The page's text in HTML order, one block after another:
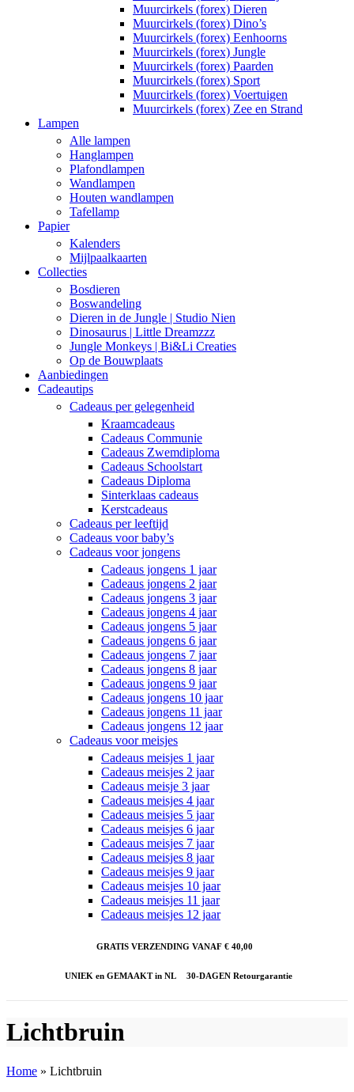
Muurcirkels (forex) Dieren
Muurcirkels (forex) Dino’s
Muurcirkels (forex) Eenhoorns
Muurcirkels (forex) Jungle
Muurcirkels (forex) Paarden
Muurcirkels (forex) Sport
Muurcirkels (forex) Voertuigen
Muurcirkels (forex) Zee en Strand
Lampen
Alle lampen
Hanglampen
Plafondlampen
Wandlampen
Houten wandlampen
Tafellamp
Papier
Kalenders
Mijlpaalkaarten
Collecties
Bosdieren
Boswandeling
Dieren in de Jungle | Studio Nien
Dinosaurus | Little Dreamzzz
Jungle Monkeys | Bi&Li Creaties
Op de Bouwplaats
Aanbiedingen
Cadeautips
Cadeaus per gelegenheid
Kraamcadeaus
Cadeaus Communie
Cadeaus Zwemdiploma
Cadeaus Schoolstart
Cadeaus Diploma
Sinterklaas cadeaus
Kerstcadeaus
Cadeaus per leeftijd
Cadeaus voor baby’s
Cadeaus voor jongens
Cadeaus jongens 1 jaar
Cadeaus jongens 2 jaar
Cadeaus jongens 3 jaar
Cadeaus jongens 4 jaar
Cadeaus jongens 5 jaar
Cadeaus jongens 6 jaar
Cadeaus jongens 7 jaar
Cadeaus jongens 8 jaar
Cadeaus jongens 9 jaar
Cadeaus jongens 10 jaar
Cadeaus jongens 11 jaar
Cadeaus jongens 12 jaar
Cadeaus voor meisjes
Cadeaus meisjes 1 jaar
Cadeaus meisjes 2 jaar
Cadeaus meisje 3 jaar
Cadeaus meisjes 4 jaar
Cadeaus meisjes 5 jaar
Cadeaus meisjes 6 jaar
Cadeaus meisjes 7 jaar
Cadeaus meisjes 8 jaar
Cadeaus meisjes 9 jaar
Cadeaus meisjes 10 jaar
Cadeaus meisjes 11 jaar
Cadeaus meisjes 12 jaar
GRATIS VERZENDING VANAF € 40,00
UNIEK en GEMAAKT in NL 30-DAGEN Retourgarantie
Lichtbruin
Home » Lichtbruin